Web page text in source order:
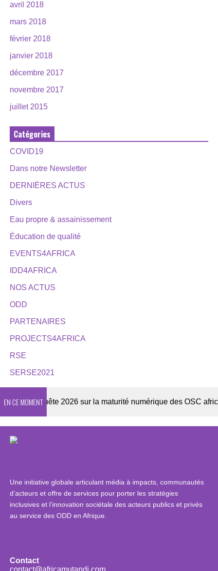
avril 2018
mars 2018
février 2018
janvier 2018
décembre 2017
novembre 2017
juillet 2015
Catégories
COVID19
Dans notre Newsletter
DERNIÈRES ACTUS
Divers
Eau propre & assainissement
Éducation de qualité
EVENTS4AFRICA
IDD4AFRICA
NOS ACTUS
ODD
PARTENAIRES
PROJECTS4AFRICA
RSE
SERSE2021
EN CE MOMENT
Enquête 2026 sur la maturité numérique des OSC
Une initiative globale articulant média à impacts, communautés
d’acteurs et offre de services pour porter les stratégies
inclusives et l’innovation sociétale des acteurs publics et privés
au service des ODD en Afrique.
Contact